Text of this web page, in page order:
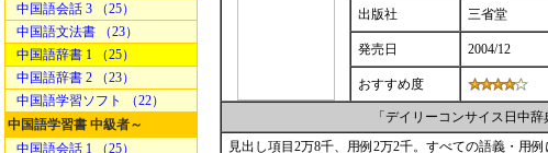
中国語会話 3 （25）
中国語文法書 （23）
中国語辞書 1 （25）
中国語辞書 2 （23）
中国語学習ソフト （22）
中国語学習書 中級者～
中国語会話 1 （25）
出版社 三省堂
発売日 2004/12
おすすめ度
「デイリーコンサイス日中
見出し項目2万8千、用例2万2千。すべての語義・用例